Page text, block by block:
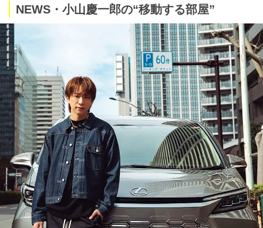
NEWS・小山慶一郎の“移動する部屋”